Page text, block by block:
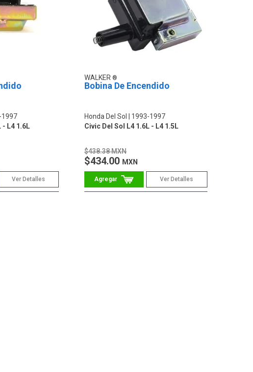
1997
- L4 1.6L
Ver Detalles
WALKER
Bobina De Encendido
Honda Del Sol
1993-1997
Civic Del Sol L4 1.6L - L4 1.5L
$438.38 MXN
$434.00 MXN
Ver Detalles